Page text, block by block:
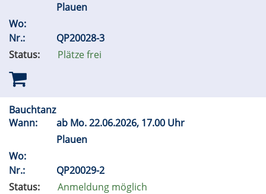
Plauen
Wo:
Nr.:
QP20028-3
Status:
Plätze frei
Bauchtanz
Wann:
ab Mo.22.06.2026, 17.00 Uhr
Plauen
Wo:
Nr.:
QP20029-2
Status:
Anmeldung möglich